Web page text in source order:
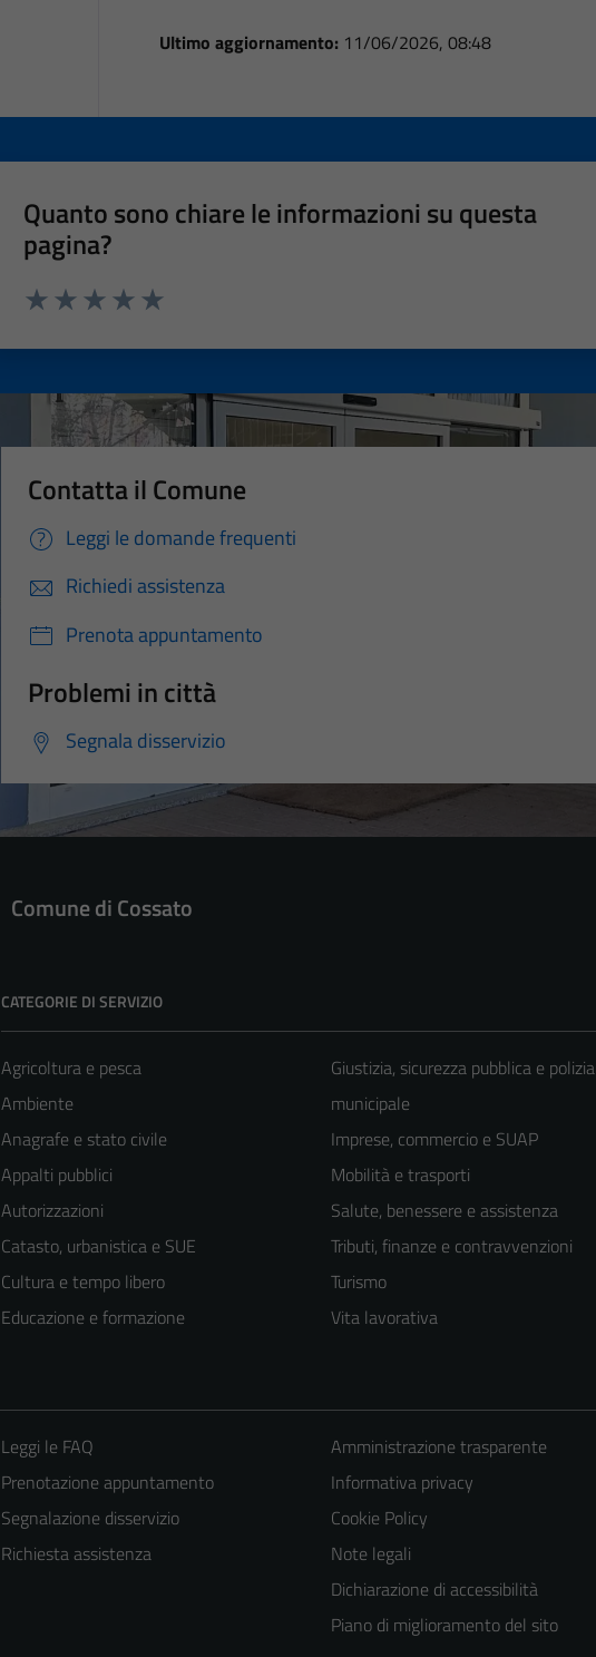
Ultimo aggiornamento: 11/06/2026, 08:48
Quanto sono chiare le informazioni su questa
pagina?
Contatta il Comune
Leggi le domande frequenti
Richiedi assistenza
Prenota appuntamento
Problemi in città
Segnala disservizio
Comune di Cossato
CATEGORIE DI SERVIZIO
Agricoltura e pesca
Ambiente
Anagrafe e stato civile
Appalti pubblici
Autorizzazioni
Catasto, urbanistica e SUE
Cultura e tempo libero
Educazione e formazione
Giustizia, sicurezza pubblica e polizia
municipale
Imprese, commercio e SUAP
Mobilità e trasporti
Salute, benessere e assistenza
Tributi, finanze e contravvenzioni
Turismo
Vita lavorativa
Leggi le FAQ
Prenotazione appuntamento
Segnalazione disservizio
Richiesta assistenza
Amministrazione trasparente
Informativa privacy
Cookie Policy
Note legali
Dichiarazione di accessibilità
Piano di miglioramento del sito